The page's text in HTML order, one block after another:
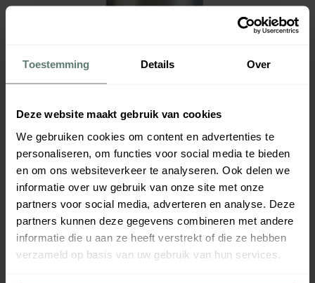
Toestemming Details Over
Deze website maakt gebruik van cookies
We gebruiken cookies om content en advertenties te
personaliseren, om functies voor social media te bieden
en om ons websiteverkeer te analyseren. Ook delen we
informatie over uw gebruik van onze site met onze
partners voor social media, adverteren en analyse. Deze
partners kunnen deze gegevens combineren met andere
informatie die u aan ze heeft verstrekt of die ze hebben
verzameld op basis van uw gebruik van hun services.